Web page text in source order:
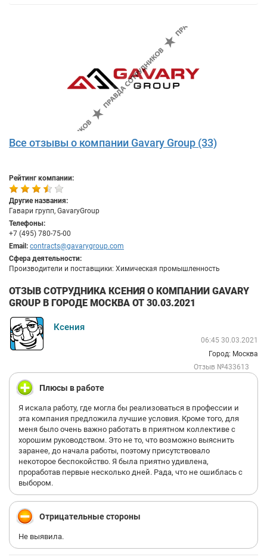
Все отзывы о компании Gavary Group (33)
Рейтинг компании:
Другие названия:
Гавари групп, GavaryGroup
Телефоны:
+7 (495) 780-75-00
Email: contracts@gavarygroup.com
Сфера деятельности:
Производители и поставщики: Химическая промышленность
ОТЗЫВ СОТРУДНИКА КСЕНИЯ О КОМПАНИИ GAVARY
GROUP В ГОРОДЕ МОСКВА ОТ 30.03.2021
Ксения
06:45 30.03.2021
Город: Москва
Отзыв №433613
Плюсы в работе
Я искала работу, где могла бы реализоваться в профессии и
эта компания предложила лучшие условия. Кроме того, для
меня было очень важно работать в приятном коллективе с
хорошим руководством. Это не то, что возможно выяснить
заранее, до начала работы, поэтому присутствовало
некоторое беспокойство. Я была приятно удивлена,
проработав первые несколько дней. Рада, что не ошиблась с
выбором.
Отрицательные стороны
Не выявила.